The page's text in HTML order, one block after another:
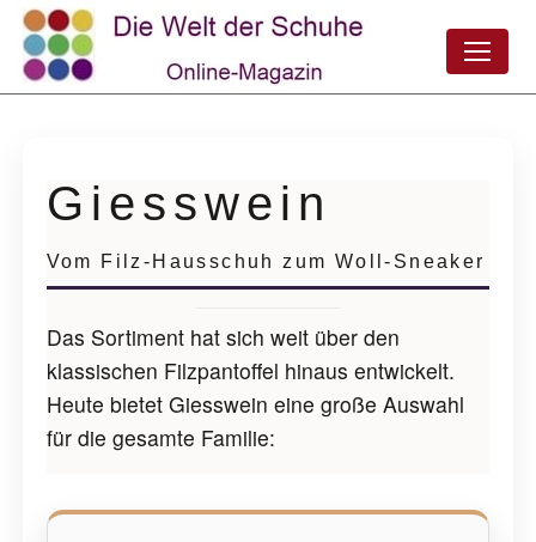
Giesswein
Vom Filz-Hausschuh zum Woll-Sneaker
Das Sortiment hat sich weit über den
klassischen Filzpantoffel hinaus entwickelt.
Heute bietet Giesswein eine große Auswahl
für die gesamte Familie: